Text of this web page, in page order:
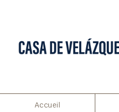
Accueil